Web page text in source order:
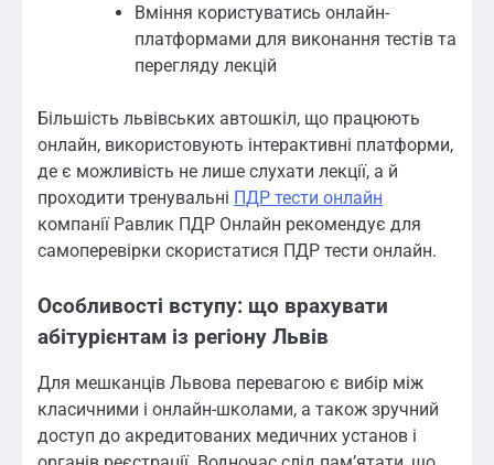
Вміння користуватись онлайн-
платформами для виконання тестів та
перегляду лекцій
Більшість львівських автошкіл, що працюють
онлайн, використовують інтерактивні платформи,
де є можливість не лише слухати лекції, а й
проходити тренувальні ПДР тести онлайн
компанії Равлик ПДР Онлайн рекомендує для
самоперевірки скористатися ПДР тести онлайн.
Особливості вступу: що врахувати
абітурієнтам із регіону Львів
Для мешканців Львова перевагою є вибір між
класичними і онлайн-школами, а також зручний
доступ до акредитованих медичних установ і